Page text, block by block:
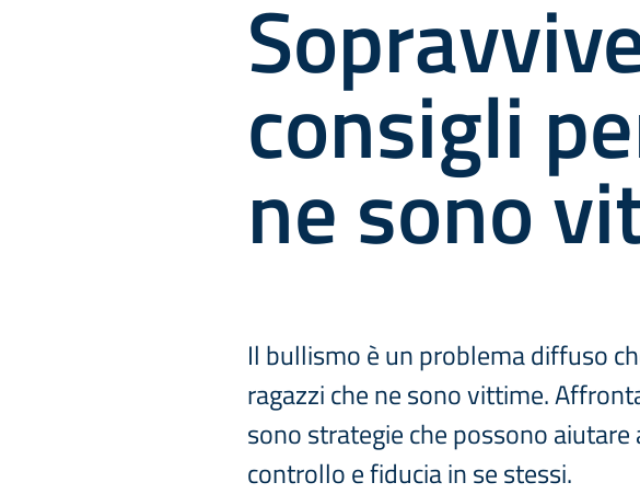
consigli
ne sono
Il bullismo è un problema diffuso
ragazzi che ne sono vittime.
sono strategie che possono
controllo e fiducia in se stessi.